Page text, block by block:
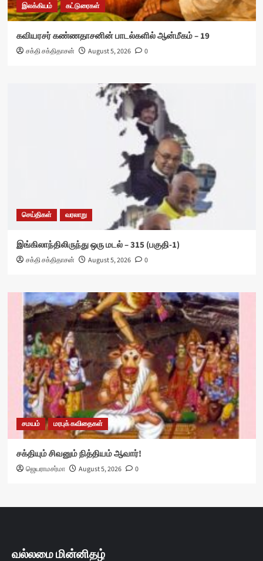
இலக்கியம் கட்டுரைகள்
கவியரசர் கண்ணதாசனின் பாடல்களில் ஆன்மீகம் – 19
சக்தி சக்திதாசன் August 5, 2026 0
செய்திகள் வரலாறு
இங்கிலாந்திலிருந்து ஒரு மடல் – 315 (பகுதி-1)
சக்தி சக்திதாசன் August 5, 2026 0
சமயம் மரபுக் கவிதைகள்
சக்தியும் சிவனும் நித்தியம் ஆவார்!
ஜெயராமசர்மா August 5, 2026 0
வல்லமை மின்னிதழ்